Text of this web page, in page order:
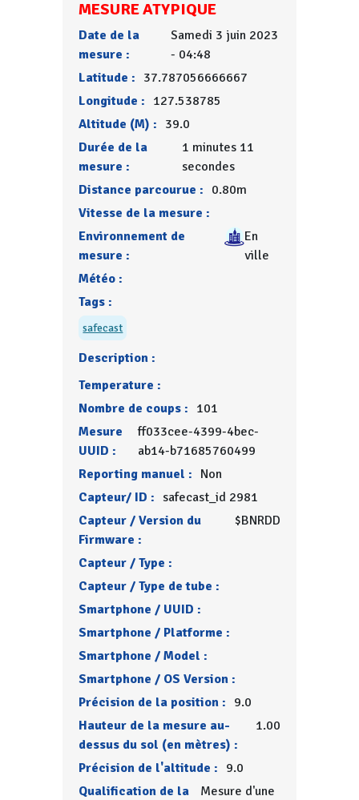
MESURE ATYPIQUE
Date de la
mesure :
Samedi 3 juin 2023
- 04:48
Latitude : 37.787056666667
Longitude : 127.538785
Altitude (M) : 39.0
Durée de la
mesure :
1 minutes 11
secondes
Distance parcourue : 0.80m
Vitesse de la mesure :
Environnement de
mesure :
En
ville
Météo :
Tags :
safecast
Description :
Temperature :
Nombre de coups : 101
Mesure
UUID :
ff033cee-4399-4bec-
ab14-b71685760499
Reporting manuel : Non
Capteur/ ID : safecast_id 2981
Capteur / Version du
Firmware :
$BNRDD
Capteur / Type :
Capteur / Type de tube :
Smartphone / UUID :
Smartphone / Platforme :
Smartphone / Model :
Smartphone / OS Version :
Précision de la position : 9.0
Hauteur de la mesure au-
dessus du sol (en mètres) :
1.00
Précision de l'altitude : 9.0
Qualification de la
Mesure d'une